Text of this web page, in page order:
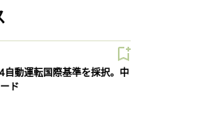
自動運転国際基準を採択。中
ド